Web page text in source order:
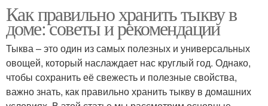
Как правильно хранить тыкву в
доме: советы и рекомендации
Тыква – это один из самых полезных и универсальных
овощей, который наслаждает нас круглый год. Однако,
чтобы сохранить её свежесть и полезные свойства,
важно знать, как правильно хранить тыкву в домашних